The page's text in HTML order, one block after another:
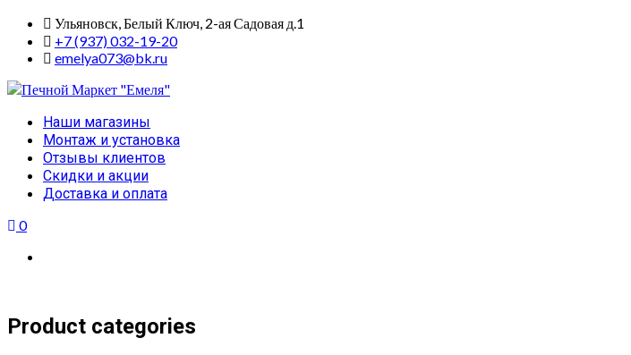
Skip
content
Ульяновск, Белый Ключ, 2-ая Садовая д.1
+7 (937) 032-19-20
emelya073@bk.ru
Primary
Menu
Наши магазины
Монтаж и установка
Отзывы клиентов
Скидки и акции
Доставка и оплата
0
Product categories